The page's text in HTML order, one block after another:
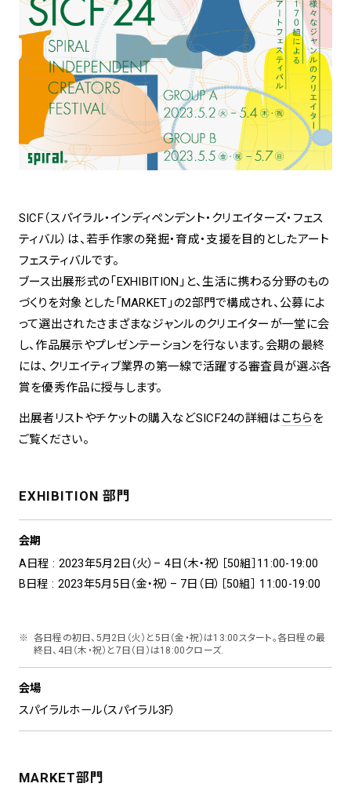
SICF（スパイラル・インディペンデント・クリエイターズ・フェス
ティバル）は、若手作家の発掘・育成・支援を目的としたアート
フェスティバルです。
ブース出展形式の「EXHIBITION」と、生活に携わる分野のもの
づくりを対象とした「MARKET」の2部門で構成され、公募によ
って選出されたさまざまなジャンルのクリエイターが一堂に会
し、作品展示やプレゼンテーションを行ないます。会期の最終
には、クリエイティブ業界の第一線で活躍する審査員が選ぶ各
賞を優秀作品に授与します。
出展者リストやチケットの購入などSICF24の詳細はこちらを
ご覧ください。
EXHIBITION 部門
会期
A日程 : 2023年5月2日（火）– 4日（木・祝）［50組］11:00-19:00
B日程 : 2023年5月5日（金・祝）– 7日（日）［50組］ 11:00-19:00
各日程の初日、5月2日（火）と5日（金・祝）は13:00スタート。各日程の最
終日、4日（木・祝）と7日（日）は18:00クローズ.
会場
スパイラルホール（スパイラル3F）
MARKET部門